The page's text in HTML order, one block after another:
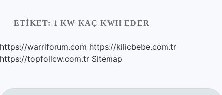
Yasal Uyarı
Hakkımızda
ETIKET: 1 KW KAÇ KWH EDER
https://warriforum.com https://kilicbebe.com.tr
https://topfollow.com.tr Sitemap